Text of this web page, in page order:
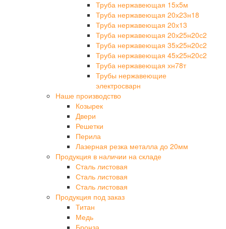
Труба нержавеющая 15х5м
Труба нержавеющая 20х23н18
Труба нержавеющая 20х13
Труба нержавеющая 20х25н20с2
Труба нержавеющая 35х25н20с2
Труба нержавеющая 45х25н20с2
Труба нержавеющая хн78т
Трубы нержавеющие
электросварн
Наше производство
Козырек
Двери
Решетки
Перила
Лазерная резка металла до 20мм
Продукция в наличии на складе
Сталь листовая
Сталь листовая
Сталь листовая
Продукция под заказ
Титан
Медь
Бронза